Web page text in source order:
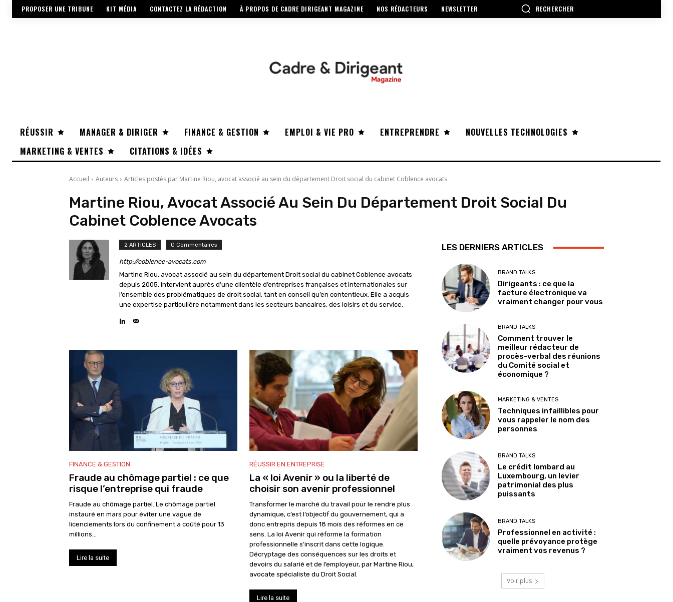
PROPOSER UNE TRIBUNE KIT MÉDIA CONTACTEZ LA RÉDACTION À PROPOS DE CADRE DIRIGEANT MAGAZINE NOS RÉDACTEURS NEWSLETTER RECHERCHER
RÉUSSIR MANAGER & DIRIGER FINANCE & GESTION EMPLOI & VIE PRO ENTREPRENDRE
NOUVELLES TECHNOLOGIES
MARKETING & VENTES
CITATIONS & IDÉES
Accueil Auteurs Articles postés par Martine Riou, avocat associé au sein du département Droit social du cabinet Coblence avocats
Martine Riou, Avocat Associé Au Sein Du Département Droit Social Du
Cabinet Coblence Avocats
2 ARTICLES 0 Commentaires
http://coblence-avocats.com
Martine Riou, avocat associé au sein du département Droit social du cabinet Coblence avocats
depuis 2005, intervient auprès d’une clientèle d’entreprises françaises et internationales sur
l’ensemble des problématiques de droit social, tant en conseil qu’en contentieux. Elle a acquis
une expertise particulière notamment dans les secteurs bancaires, des loisirs et du service.
FINANCE & GESTION
Fraude au chômage partiel : ce que
risque l’entreprise qui fraude
Fraude au chômage partiel. Le chômage partiel
instauré en mars pour éviter une vague de
licenciements lors du confinement a coûté pour 13
millions...
Lire la suite
RÉUSSIR EN ENTREPRISE
La « loi Avenir » ou la liberté de
choisir son avenir professionnel
Transformer le marché du travail pour le rendre plus
dynamique, c’est l’objectif du gouvernement, qui a
donc entrepris depuis 18 mois des réformes en ce
sens. La loi Avenir qui réforme la formation
professionnelle s’inscrit dans cette logique.
Décryptage des conséquences sur les droits et
devoirs du salarié et de l’employeur, par Martine Riou,
avocate spécialiste du Droit Social.
Lire la suite
LES DERNIERS ARTICLES
BRAND TALKS
Dirigeants : ce que la
facture électronique va
vraiment changer pour vous
BRAND TALKS
Comment trouver le
meilleur rédacteur de
procès-verbal des réunions
du Comité social et
économique ?
MARKETING & VENTES
Techniques infaillibles pour
vous rappeler le nom des
personnes
BRAND TALKS
Le crédit lombard au
Luxembourg, un levier
patrimonial des plus
puissants
BRAND TALKS
Professionnel en activité :
quelle prévoyance protège
vraiment vos revenus ?
Voir plus